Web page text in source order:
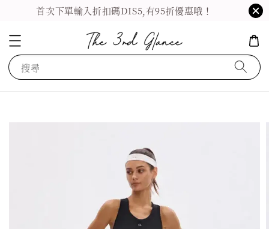
首次下單輸入折扣碼DIS5,有95折優惠哦！
搜尋